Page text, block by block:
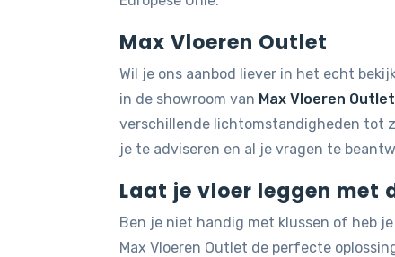
Max Vloeren Outlet
Wil je ons aanbod liever in het echt
in de showroom van Max Vloeren Outlet
verschillende lichtomstandigheden tot
je te adviseren en al je vragen te
Laat je vloer leggen met
Ben je niet handig met klussen of heb
Max Vloeren Outlet de perfecte